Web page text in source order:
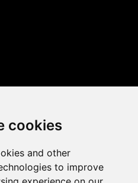
cookies
and other
to improve